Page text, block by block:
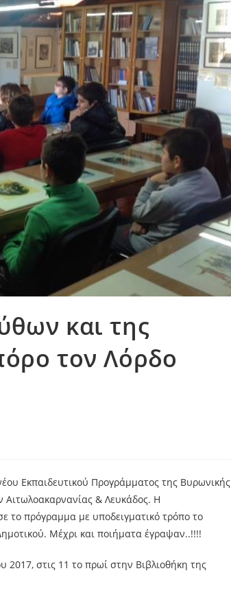
και της
τον Λόρδο
Εκπαιδευτικού Προγράμματος της Βυρωνικής
Αιτωλοακαρνανίας & Λευκάδος. Η
το πρόγραμμα με υποδειγματικό τρόπο το
Μέχρι και ποιήματα έγραψαν..!!!!
στις 11 το πρωί στην Βιβλιοθήκη της